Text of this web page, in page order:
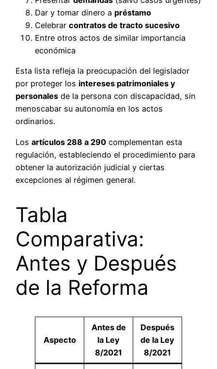
Dar y tomar dinero a préstamo
Celebrar contratos de tracto sucesivo
Entre otros actos de similar importancia
económica
Esta lista refleja la preocupación del legislador
por proteger los intereses patrimoniales y
personales de la persona con discapacidad, sin
menoscabar su autonomía en los actos
ordinarios.
Los artículos 288 a 290 complementan esta
regulación, estableciendo el procedimiento para
obtener la autorización judicial y ciertas
excepciones al régimen general.
Tabla
Comparativa:
Antes y Después
de la Reforma
Aspecto
Antes de
la Ley
8/2021
Después
de la Ley
8/2021